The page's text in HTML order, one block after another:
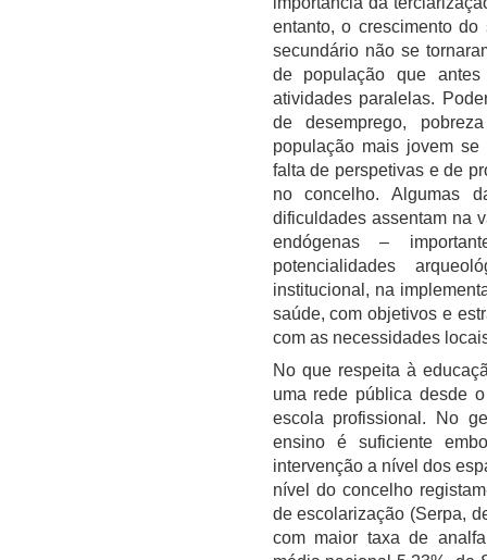
entanto, o crescimento
secundário não se
de população que
atividades paralelas.
de desemprego,
população mais jovem
falta de perspetivas e de
no concelho. Algumas
dificuldades assentam na
endógenas –
potencialidades
institucional, na
saúde, com objetivos e
com as necessidades
No que respeita à
uma rede pública desde
escola profissional. No
ensino é suficiente
intervenção a nível dos
nível do concelho
de escolarização (Serpa,
com maior taxa de